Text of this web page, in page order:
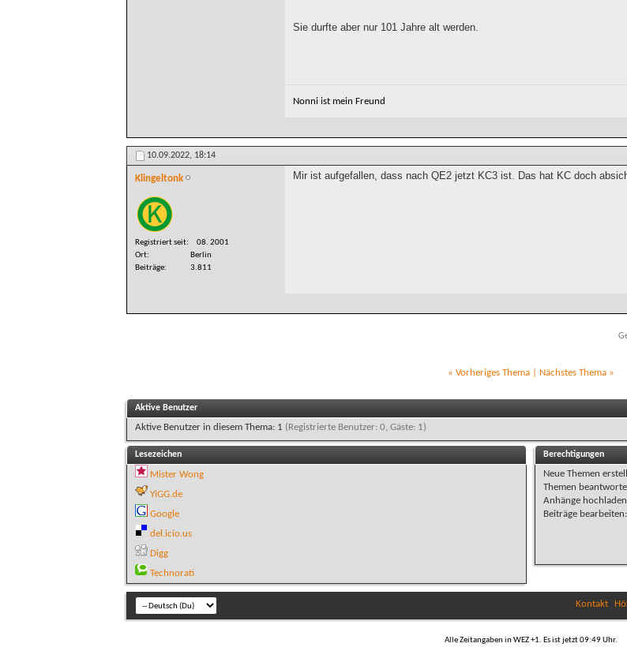
Sie durfte aber nur 101 Jahre alt werden.
Nonni ist mein Freund
10.09.2022, 18:14
Klingeltonk
Registriert seit
08. 2001
Ort
Berlin
Beiträge
3.811
Mir ist aufgefallen, dass nach QE2 jetzt KC3 ist. Das hat KC doch
« Vorheriges Thema| Nächstes Thema »
Aktive Benutzer
Aktive Benutzer in diesem Thema: 1 (Registrierte Benutzer: 0, Gäste: 1)
Lesezeichen
Mister Wong
YiGG.de
Google
del.icio.us
Digg
Technorati
Berechtigungen
Neue Themen
Themen
Anhänge
Beiträge bearbeiten:
Kontakt
Alle Zeitangaben in WEZ +1. Es ist jetzt09:49Uhr.